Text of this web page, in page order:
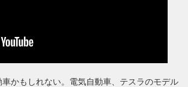
かもしれない。電気自動車、テスラのモデル